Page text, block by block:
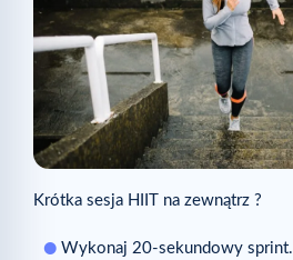
Krótka sesja HIIT na zewnątrz ?
Wykonaj 20-sekundowy sprint.